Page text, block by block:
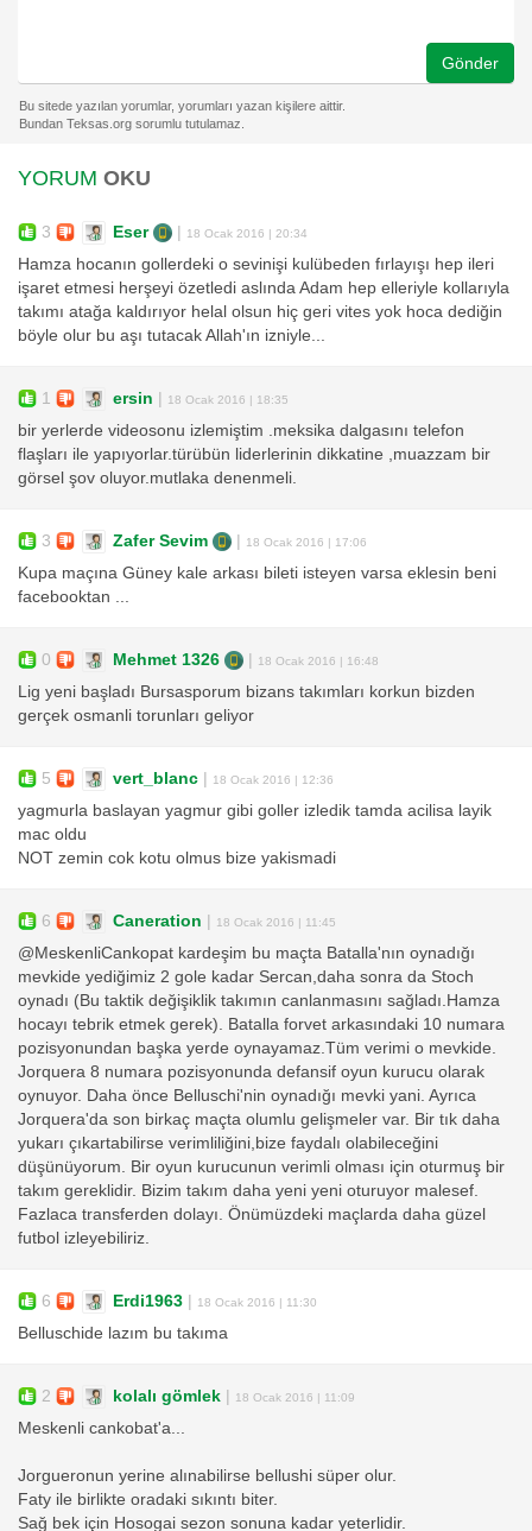
Gönder
YORUM OKU
3 Eser 18 Ocak 2016 | 20:34
Hamza hocanın gollerdeki o sevinişi kulübeden fırlayışı hep ileri
işaret etmesi herşeyi özetledi aslında Adam hep elleriyle kollarıyla
takımı atağa kaldırıyor helal olsun hiç geri vites yok hoca dediğin
böyle olur bu aşı tutacak Allah'ın izniyle...
1 ersin 18 Ocak 2016 | 18:35
bir yerlerde videosonu izlemiştim .meksika dalgasını telefon
flaşları ile yapıyorlar.türübün liderlerinin dikkatine ,muazzam bir
görsel şov oluyor.mutlaka denenmeli.
3 Zafer Sevim 18 Ocak 2016 | 17:06
Kupa maçına Güney kale arkası bileti isteyen varsa eklesin beni
facebooktan ...
0 Mehmet 1326 18 Ocak 2016 | 16:48
Lig yeni başladı Bursasporum bizans takımları korkun bizden
gerçek osmanli torunları geliyor
5 vert_blanc 18 Ocak 2016 | 12:36
yagmurla baslayan yagmur gibi goller izledik tamda acilisa layik
mac oldu
NOT zemin cok kotu olmus bize yakismadi
6 Caneration 18 Ocak 2016 | 11:45
@MeskenliCankopat kardeşim bu maçta Batalla'nın oynadığı
mevkide yediğimiz 2 gole kadar Sercan,daha sonra da Stoch
oynadı (Bu taktik değişiklik takımın canlanmasını sağladı.Hamza
hocayı tebrik etmek gerek). Batalla forvet arkasındaki 10 numara
pozisyonundan başka yerde oynayamaz.Tüm verimi o mevkide.
Jorquera 8 numara pozisyonunda defansif oyun kurucu olarak
oynuyor. Daha önce Belluschi'nin oynadığı mevki yani. Ayrıca
Jorquera'da son birkaç maçta olumlu gelişmeler var. Bir tık daha
yukarı çıkartabilirse verimliliğini,bize faydalı olabileceğini
düşünüyorum. Bir oyun kurucunun verimli olması için oturmuş bir
takım gereklidir. Bizim takım daha yeni yeni oturuyor malesef.
Fazlaca transferden dolayı. Önümüzdeki maçlarda daha güzel
futbol izleyebiliriz.
6 Erdi1963 18 Ocak 2016 | 11:30
Belluschide lazım bu takıma
2 kolalı gömlek 18 Ocak 2016 | 11:09
Meskenli cankobat'a...
Jorgueronun yerine alınabilirse bellushi süper olur.
Faty ile birlikte oradaki sıkıntı biter.
Sağ bek için Hosogai sezon sonuna kadar yeterlidir.